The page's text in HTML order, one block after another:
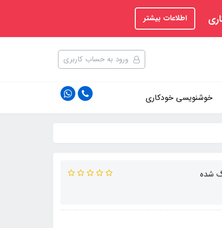
اطلاعات بیشتر
ورود به حساب کاربری
خوشنویسی خودکاری